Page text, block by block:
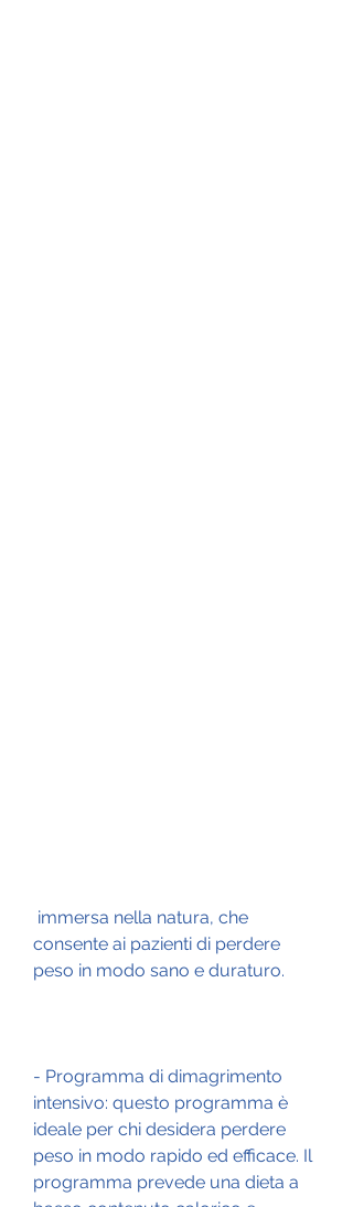
consente ai pazienti di perdere
peso in modo sano e duraturo.
- Programma di dimagrimento
intensivo: questo programma è
ideale per chi desidera perdere
peso in modo rapido ed efficace. Il
programma prevede una dieta a